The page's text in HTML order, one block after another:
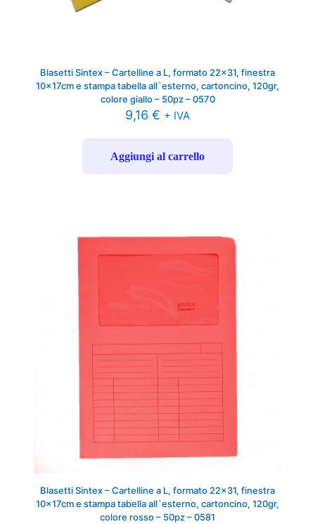
Blasetti Sintex – Cartelline a L, formato 22×31, finestra
10x17cm e stampa tabella all`esterno, cartoncino, 120gr,
colore giallo – 50pz – 0570
9,16 € + IVA
Aggiungi al carrello
Blasetti Sintex – Cartelline a L, formato 22×31, finestra
10x17cm e stampa tabella all`esterno, cartoncino, 120gr,
colore rosso – 50pz – 0581